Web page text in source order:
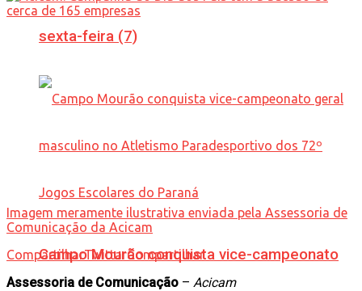
sexta-feira (7)
Campo Mourão conquista vice-campeonato
Imagem meramente ilustrativa enviada pela Assessoria de
Comunicação da Acicam
CompartilharTwittarCompartilhar
Assessoria de Comunicação – Acicam